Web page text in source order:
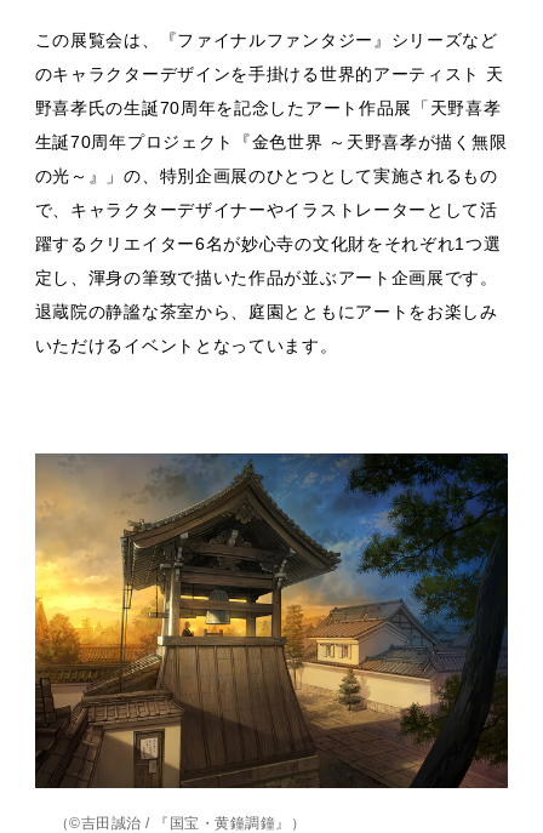
この展覧会は、『ファイナルファンタジー』シリーズなど
のキャラクターデザインを手掛ける世界的アーティスト 天
野喜孝氏の生誕70周年を記念したアート作品展「天野喜孝
生誕70周年プロジェクト『金色世界 ～天野喜孝が描く無限
の光～』」の、特別企画展のひとつとして実施されるもの
で、キャラクターデザイナーやイラストレーターとして活
躍するクリエイター6名が妙心寺の文化財をそれぞれ1つ選
定し、渾身の筆致で描いた作品が並ぶアート企画展です。
退蔵院の静謐な茶室から、庭園とともにアートをお楽しみ
いただけるイベントとなっています。
（©吉田誠治 / 『国宝・黄鐘調鐘』）